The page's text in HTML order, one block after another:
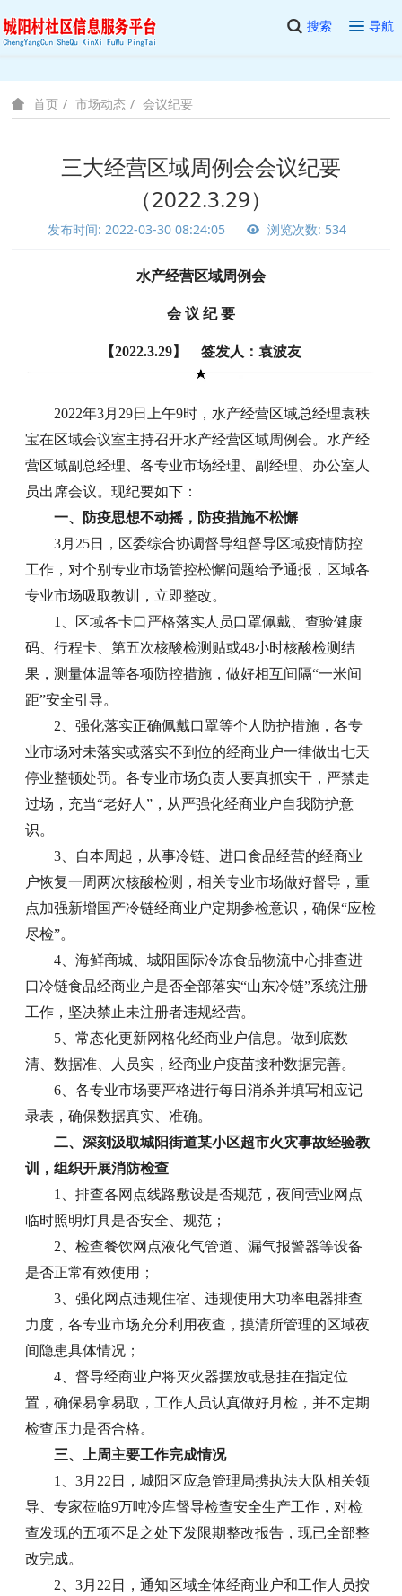
搜索 导航
首页 市场动态 会议纪要
三大经营区域周例会会议纪要
（2022.3.29）
发布时间: 2022-03-30 08:24:05 浏览次数: 534
水产经营区域周例会
会 议 纪 要
【2022.3.29】 签发人：袁波友
2022年3月29日上午9时，水产经营区域总经理袁秩
宝在区域会议室主持召开水产经营区域周例会。水产经
营区域副总经理、各专业市场经理、副经理、办公室人
员出席会议。现纪要如下：
一、防疫思想不动摇，防疫措施不松懈
3月25日，区委综合协调督导组督导区域疫情防控
工作，对个别专业市场管控松懈问题给予通报，区域各
专业市场吸取教训，立即整改。
1、区域各卡口严格落实人员口罩佩戴、查验健康
码、行程卡、第五次核酸检测贴或48小时核酸检测结
果，测量体温等各项防控措施，做好相互间隔“一米间
距”安全引导。
2、强化落实正确佩戴口罩等个人防护措施，各专
业市场对未落实或落实不到位的经商业户一律做出七天
停业整顿处罚。各专业市场负责人要真抓实干，严禁走
过场，充当“老好人”，从严强化经商业户自我防护意
识。
3、自本周起，从事冷链、进口食品经营的经商业
户恢复一周两次核酸检测，相关专业市场做好督导，重
点加强新增国产冷链经商业户定期参检意识，确保“应检
尽检”。
4、海鲜商城、城阳国际冷冻食品物流中心排查进
口冷链食品经商业户是否全部落实“山东冷链”系统注册
工作，坚决禁止未注册者违规经营。
5、常态化更新网格化经商业户信息。做到底数
清、数据准、人员实，经商业户疫苗接种数据完善。
6、各专业市场要严格进行每日消杀并填写相应记
录表，确保数据真实、准确。
二、深刻汲取城阳街道某小区超市火灾事故经验教
训，组织开展消防检查
1、排查各网点线路敷设是否规范，夜间营业网点
临时照明灯具是否安全、规范；
2、检查餐饮网点液化气管道、漏气报警器等设备
是否正常有效使用；
3、强化网点违规住宿、违规使用大功率电器排查
力度，各专业市场充分利用夜查，摸清所管理的区域夜
间隐患具体情况；
4、督导经商业户将灭火器摆放或悬挂在指定位
置，确保易拿易取，工作人员认真做好月检，并不定期
检查压力是否合格。
三、上周主要工作完成情况
1、3月22日，城阳区应急管理局携执法大队相关领
导、专家莅临9万吨冷库督导检查安全生产工作，对检
查发现的五项不足之处下发限期整改报告，现已全部整
改完成。
2、3月22日，通知区域全体经商业户和工作人员按